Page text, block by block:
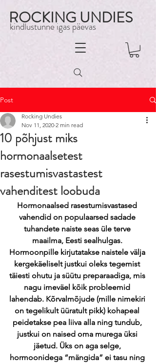
ROCKING UNDIES
kindlustunne igas päevas
Post
10 põhjust miks
hormonaalsetest
rasestumisvastastest
vahenditest loobuda
Rocking Undies
Nov 11, 2020 2 min read
Hormonaalsed rasestumisvastased
vahendid on populaarsed sadade
tuhandete naiste seas üle terve
maailma, Eesti sealhulgas.
Hormoonpille kirjutatakse naistele välja
kergekäeliselt justkui oleks tegemist
täiesti ohutu ja süütu preparaadiga, mis
nagu imeväel kõik probleemid
lahendab. Kõrvalmõjude (mille nimekiri
on tegelikult üüratult pikk) kohapeal
peidetakse pea liiva alla ning tundub,
justkui on naised oma murega üksi
jäetud. Üks on aga selge,
hormoonidega “mängida” ei tasu ning